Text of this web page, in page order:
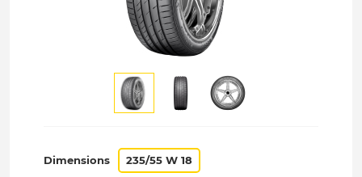
Dimensions 235/55 W 18